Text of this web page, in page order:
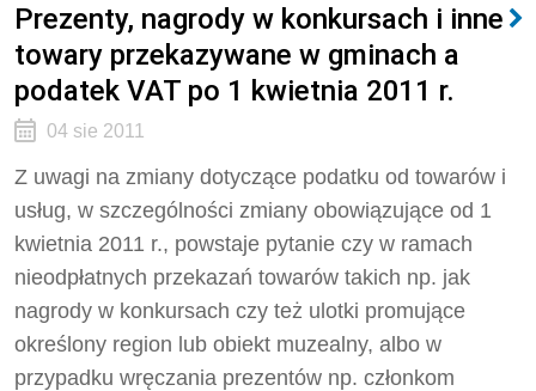
Prezenty, nagrody w konkursach i inne
towary przekazywane w gminach a
podatek VAT po 1 kwietnia 2011 r.
04 sie 2011
Z uwagi na zmiany dotyczące podatku od towarów i
usług, w szczególności zmiany obowiązujące od 1
kwietnia 2011 r., powstaje pytanie czy w ramach
nieodpłatnych przekazań towarów takich np. jak
nagrody w konkursach czy też ulotki promujące
określony region lub obiekt muzealny, albo w
przypadku wręczania prezentów np. członkom